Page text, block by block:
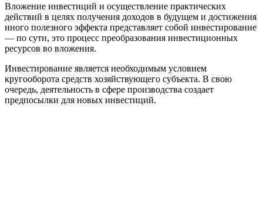
Вложение инвестиций и осуществление практических
действий в целях получения доходов в будущем и достижения
иного полезного эффекта представляет собой инвестирование
— по сути, это процесс преобразования инвестиционных
ресурсов во вложения.
Инвестирование является необходимым условием
кругооборота средств хозяйствующего субъекта. В свою
очередь, деятельность в сфере производства создает
предпосылки для новых инвестиций.